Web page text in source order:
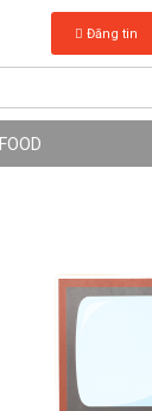
Đăng tin
FOOD